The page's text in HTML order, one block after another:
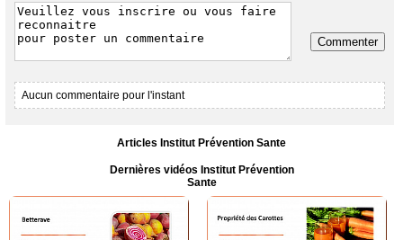
Commenter
Aucun commentaire pour l'instant
Articles Institut Prévention Sante
Dernières vidéos Institut Prévention
Sante